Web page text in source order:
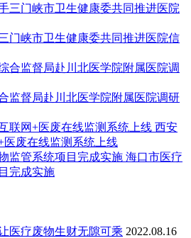
门峡市卫生健康委共同推进医院信
监督局赴川北医学院附属医院调研
西安
医废在线监测系统上线
海口市医疗
完成实施
医疗废物生财无隙可乘 2022.08.16